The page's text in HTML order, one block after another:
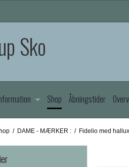
Sko
Shop Åbningstider
/ DAME - MÆRKER : / Fidelio med